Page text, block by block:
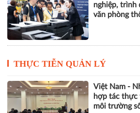
nghiệp, trình
văn phòng
THỰC TIỄN QUẢN LÝ
Việt Nam -
hợp tác thực
môi trường